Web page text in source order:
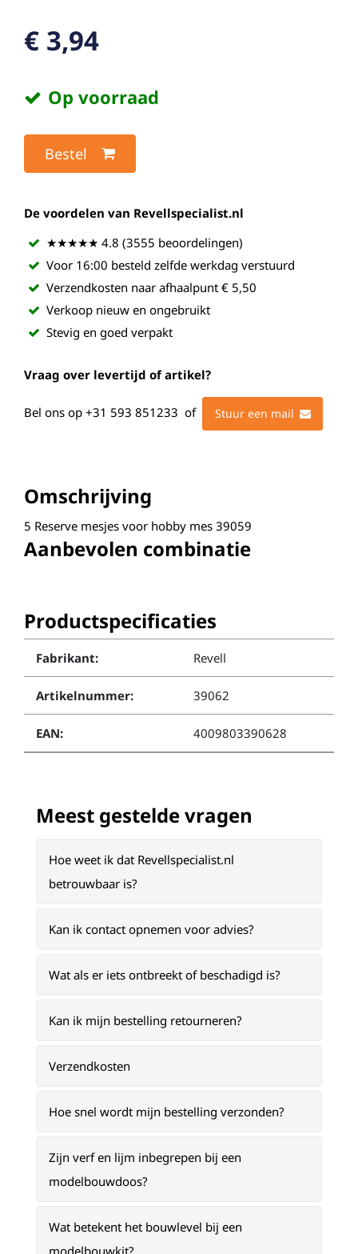
€ 3,94
Op voorraad
Bestel
De voordelen van Revellspecialist.nl
★★★★★ 4.8 (3555 beoordelingen)
Voor 16:00 besteld zelfde werkdag verstuurd
Verzendkosten naar afhaalpunt € 5,50
Verkoop nieuw en ongebruikt
Stevig en goed verpakt
Vraag over levertijd of artikel?
Bel ons op +31 593 851233 of Stuur een mail
Omschrijving
5 Reserve mesjes voor hobby mes 39059
Aanbevolen combinatie
Productspecificaties
Fabrikant: Revell
Artikelnummer: 39062
EAN: 4009803390628
Meest gestelde vragen
Hoe weet ik dat Revellspecialist.nl
betrouwbaar is?
Kan ik contact opnemen voor advies?
Wat als er iets ontbreekt of beschadigd is?
Kan ik mijn bestelling retourneren?
Verzendkosten
Hoe snel wordt mijn bestelling verzonden?
Zijn verf en lijm inbegrepen bij een
modelbouwdoos?
Wat betekent het bouwlevel bij een
modelbouwkit?